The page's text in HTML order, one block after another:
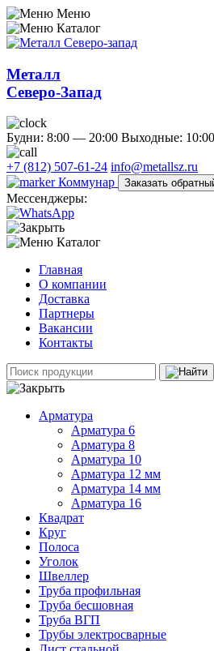
Меню
Каталог
Металл
Северо-Запад
Будни: 8:00 — 20:00 Выходные:
+7 (812) 507-61-24 info@metallsz.ru
Коммунар
Заказать
Мессенджеры:
Каталог
Главная
О компании
Доставка
Партнеры
Вакансии
Контакты
Арматура
Арматура 6
Арматура 8
Арматура 10
Арматура 12 мм
Арматура 14 мм
Арматура 16
Квадрат
Круг
Полоса
Уголок
Швеллер
Труба профильная
Труба бесшовная
Труба ВГП
Трубы электросварные